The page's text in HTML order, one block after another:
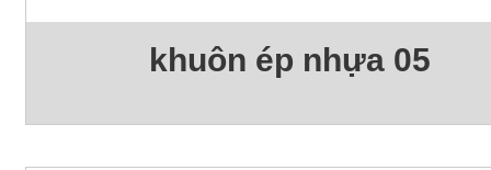
khuôn ép nhựa 05